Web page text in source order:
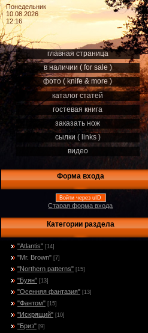
Понедельник
10.08.2026
12:16
главная страница
в наличии ( for sale )
фото ( knife & more )
каталог статей
гостевая книга
заказать нож
сылки ( links )
видео
Форма входа
Войти через uID
Старая форма входа
Категории раздела
"Atlantis" [14]
"Mr. Brown" [7]
"Northern patterns" [15]
"Буян" [13]
"Осенняя фантазия" [13]
"Фантом" [15]
"Искрящий" [10]
"Бриз" [9]